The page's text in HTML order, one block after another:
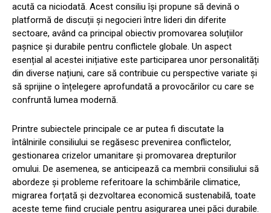
acută ca niciodată. Acest consiliu își propune să devină o
platformă de discuții și negocieri între lideri din diferite
sectoare, având ca principal obiectiv promovarea soluțiilor
pașnice și durabile pentru conflictele globale. Un aspect
esențial al acestei inițiative este participarea unor personalități
din diverse națiuni, care să contribuie cu perspective variate și
să sprijine o înțelegere aprofundată a provocărilor cu care se
confruntă lumea modernă.
Printre subiectele principale ce ar putea fi discutate la
întâlnirile consiliului se regăsesc prevenirea conflictelor,
gestionarea crizelor umanitare și promovarea drepturilor
omului. De asemenea, se anticipează ca membrii consiliului să
abordeze și probleme referitoare la schimbările climatice,
migrarea forțată și dezvoltarea economică sustenabilă, toate
aceste teme fiind cruciale pentru asigurarea unei păci durabile.